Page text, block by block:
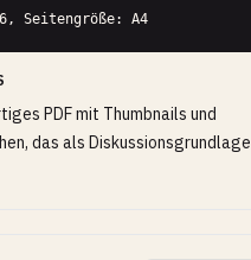
Seitengröße: A4
PDF mit Thumbnails und
das als Diskussionsgrundlage